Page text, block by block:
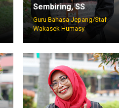
Sembiring, SS
Guru Bahasa Jepang/Staf
Wakasek Humasy